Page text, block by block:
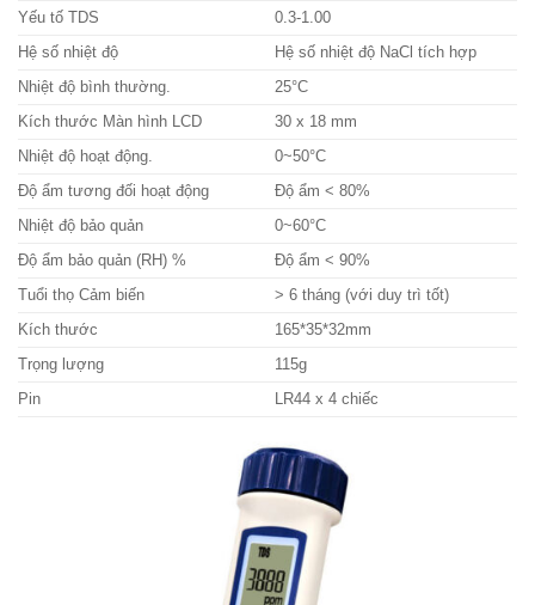
Yếu tố TDS 0.3-1.00
Hệ số nhiệt độ Hệ số nhiệt độ NaCl tích hợp
Nhiệt độ bình thường. 25°C
Kích thước Màn hình LCD 30 x 18 mm
Nhiệt độ hoạt động. 0~50°C
Độ ẩm tương đối hoạt động Độ ẩm < 80%
Nhiệt độ bảo quản 0~60°C
Độ ẩm bảo quản (RH) % Độ ẩm < 90%
Tuổi thọ Cảm biến > 6 tháng (với duy trì tốt)
Kích thước 165*35*32mm
Trọng lượng 115g
Pin LR44 x 4 chiếc